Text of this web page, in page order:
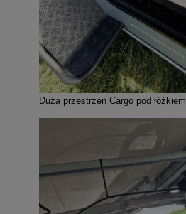
Duża przestrzeń Cargo pod łóżkiem.